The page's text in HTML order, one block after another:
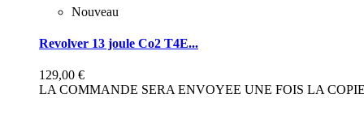
Nouveau
Revolver 13 joule Co2 T4E...
129,00 €
LA COMMANDE SERA ENVOYEE UNE FOIS LA